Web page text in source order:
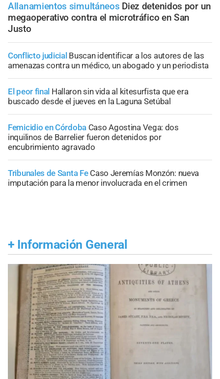
Allanamientos simultáneos Diez detenidos por un
megaoperativo contra el microtráfico en San
Justo
Conflicto judicial Buscan identificar a los autores de las
amenazas contra un médico, un abogado y un periodista
El peor final Hallaron sin vida al kitesurfista que era
buscado desde el jueves en la Laguna Setúbal
Femicidio en Córdoba Caso Agostina Vega: dos
inquilinos de Barrelier fueron detenidos por
encubrimiento agravado
Tribunales de Santa Fe Caso Jeremías Monzón: nueva
imputación para la menor involucrada en el crimen
+ Información General